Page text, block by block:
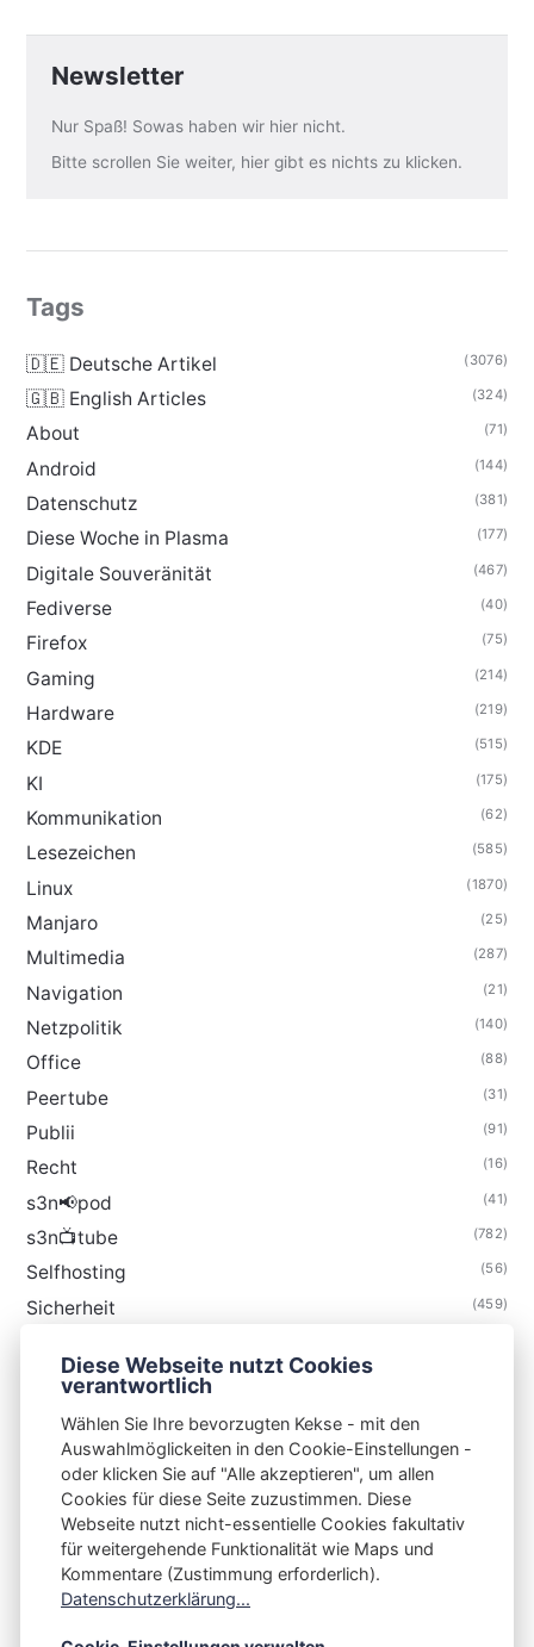
Newsletter
Nur Spaß! Sowas haben wir hier nicht.
Bitte scrollen Sie weiter, hier gibt es nichts zu klicken.
Tags
🇩🇪 Deutsche Artikel (3076)
🇬🇧 English Articles (324)
About (71)
Android (144)
Datenschutz (381)
Diese Woche in Plasma (177)
Digitale Souveränität (467)
Fediverse (40)
Firefox (75)
Gaming (214)
Hardware (219)
KDE (515)
KI (175)
Kommunikation (62)
Lesezeichen (585)
Linux (1870)
Manjaro (25)
Multimedia (287)
Navigation (21)
Netzpolitik (140)
Office (88)
Peertube (31)
Publii (91)
Recht (16)
s3n📢pod (41)
s3n📺tube (782)
Selfhosting (56)
Sicherheit (459)
Thunderbird
S3N🧩NET
Integrating Open-Source Blog Network (iOSBN)
Impressum
Kontakt
Diese Webseite nutzt Cookies
verantwortlich
Wählen Sie Ihre bevorzugten Kekse - mit den
Auswahlmöglickeiten in den Cookie-Einstellungen -
oder klicken Sie auf "Alle akzeptieren", um allen
Cookies für diese Seite zuzustimmen. Diese
Webseite nutzt nicht-essentielle Cookies fakultativ
für weitergehende Funktionalität wie Maps und
Kommentare (Zustimmung erforderlich).
Datenschutzerklärung...